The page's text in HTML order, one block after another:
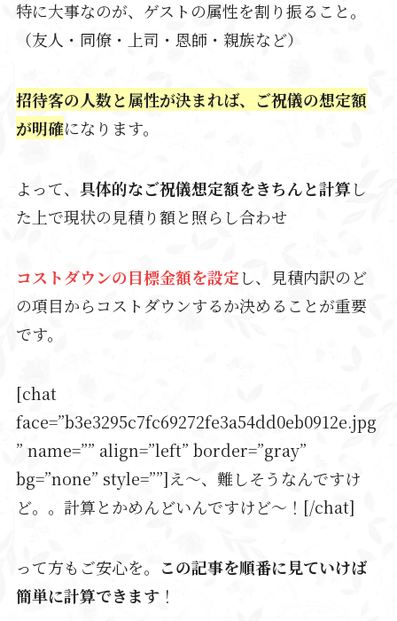
特に大事なのが、ゲストの属性を割り振ること。
（友人・同僚・上司・恩師・親族など）
招待客の人数と属性が決まれば、ご祝儀の想定額
が明確になります。
よって、 具体的なご祝儀想定額をきちんと計算し
た上で現状の見積り額と照らし合わせ
コストダウンの目標金額を設定し、見積内訳のど
の項目からコストダウンするか決めることが重要
です。
[chat
face=”b3e3295c7fc69272fe3a54dd0eb0912e.jpg
” name=”” align=”left” border=”gray”
bg=”none” style=””]え～、難しそうなんですけ
ど。。計算とかめんどいんですけど～！[/chat]
って方もご安心を。 この記事を順番に見ていけば
簡単に計算できます ！